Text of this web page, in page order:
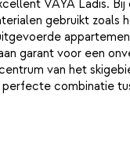
VAYA Ladis.
gebruikt
garant voor een
van het
combinatie
je helemaal tot rust.